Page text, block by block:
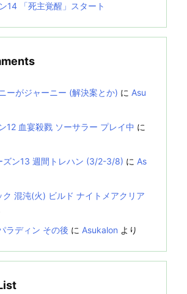
14 「死主覚醒」スタート
ーがジャーニー (解決案とか) に Asu
12 血宴殺戮 ソーサラー プレイ中 に
ズン13 週間トレハン (3/2-3/8) に As
混沌(火) ビルド ナイトメアクリア
ラディン その後 に Asukalon より